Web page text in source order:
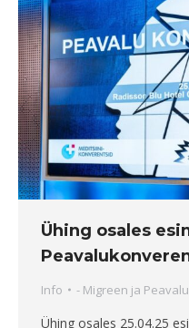
Ühing osales
Info - Migreen ja Peavalu
Ühing osales 25.04.25